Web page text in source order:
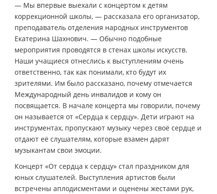
— Мы впервые выехали с концертом к детям
коррекционной школы, — рассказала его организатор,
преподаватель отделения народных инструментов
Екатерина Шахнович. — Обычно подобные
мероприятия проводятся в стенах школы искусств.
Наши учащиеся отнеслись к выступлениям очень
ответственно, так как понимали, кто будут их
зрителями. Им было рассказано, почему отмечается
Международный день инвалидов и кому он
посвящается. В начале концерта мы говорили, почему
он называется от «Сердца к сердцу». Дети играют на
инструментах, пропускают музыку через своё сердце и
отдают её слушателям, которые взамен дарят
музыкантам свои эмоции.
Концерт «От сердца к сердцу» стал праздником для
юных слушателей. Выступления артистов были
встречены аплодисментами и оценены жестами рук,